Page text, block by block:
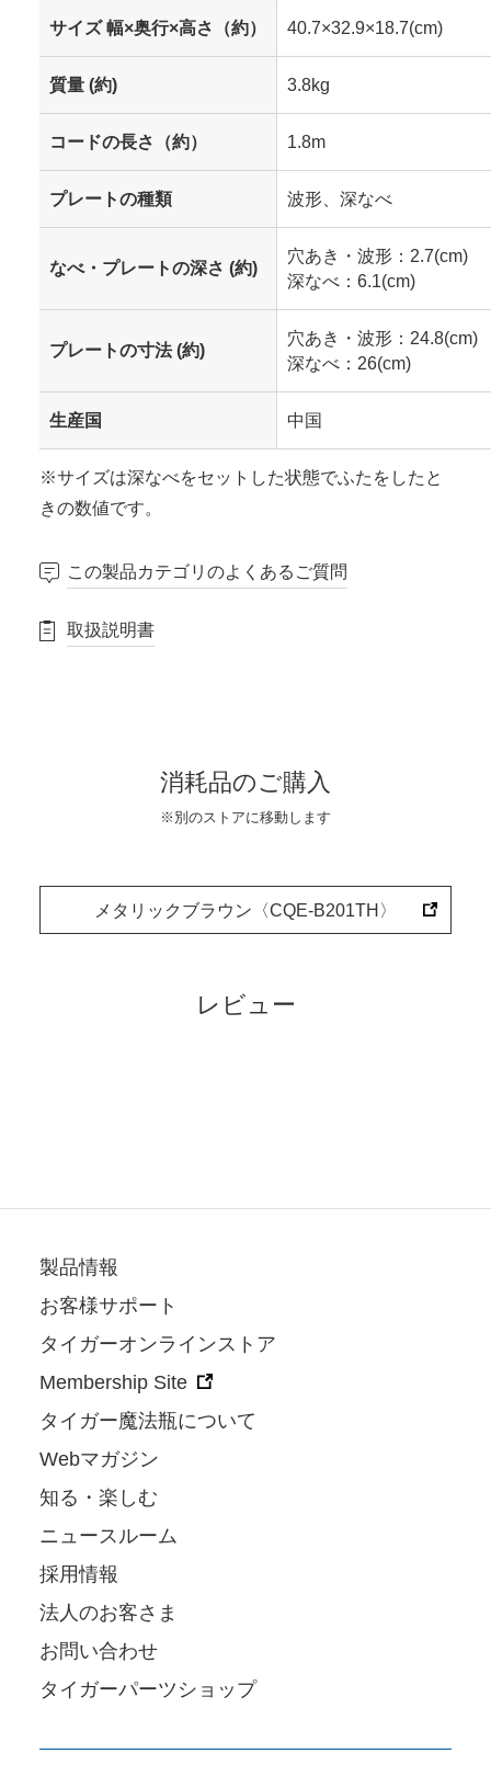
サイズ 幅×奥行×高さ（約） 40.7×32.9×18.7(cm)
質量 (約) 3.8kg
コードの長さ（約） 1.8m
プレートの種類 波形、深なべ
なべ・プレートの深さ (約)
穴あき・波形：2.7(cm)
深なべ：6.1(cm)
プレートの寸法 (約)
穴あき・波形：24.8(cm)
深なべ：26(cm)
生産国 中国
※サイズは深なべをセットした状態でふたをしたと
きの数値です。
この製品カテゴリのよくあるご質問
取扱説明書
消耗品のご購入
※別のストアに移動します
メタリックブラウン〈CQE-B201TH〉
レビュー
製品情報
お客様サポート
タイガーオンラインストア
Membership Site
タイガー魔法瓶について
Webマガジン
知る・楽しむ
ニュースルーム
採用情報
法人のお客さま
お問い合わせ
タイガーパーツショップ